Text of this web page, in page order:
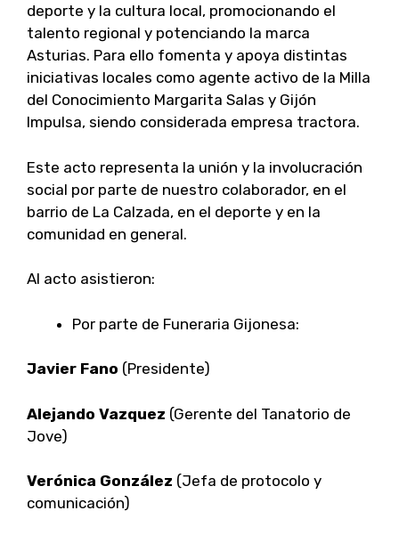
deporte y la cultura local, promocionando el
talento regional y potenciando la marca
Asturias. Para ello fomenta y apoya distintas
iniciativas locales como agente activo de la Milla
del Conocimiento Margarita Salas y Gijón
Impulsa, siendo considerada empresa tractora.
Este acto representa la unión y la involucración
social por parte de nuestro colaborador, en el
barrio de La Calzada, en el deporte y en la
comunidad en general.
Al acto asistieron:
Por parte de Funeraria Gijonesa:
Javier Fano (Presidente)
Alejando Vazquez (Gerente del Tanatorio de
Jove)
Verónica González (Jefa de protocolo y
comunicación)